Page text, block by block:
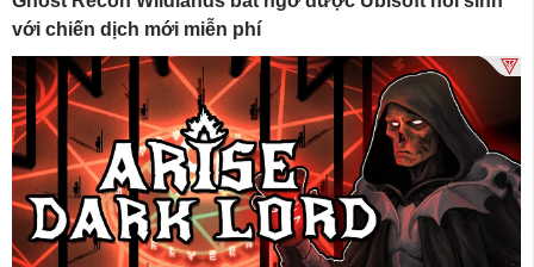
với chiến dịch mới miễn phí